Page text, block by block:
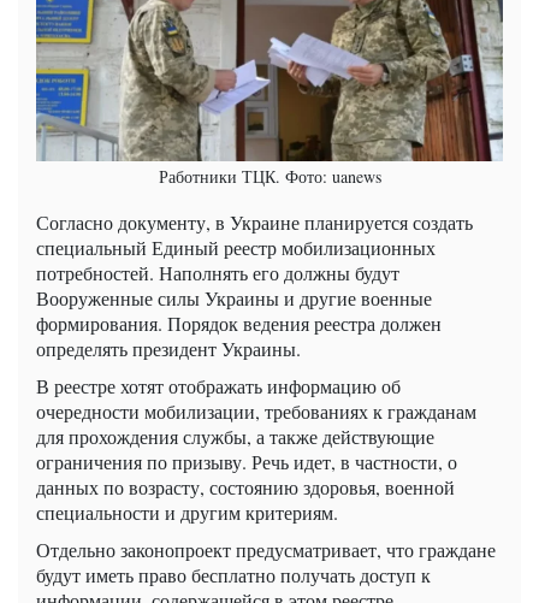
Работники ТЦК. Фото: uanews
Согласно документу, в Украине планируется создать
специальный Единый реестр мобилизационных
потребностей. Наполнять его должны будут
Вооруженные силы Украины и другие военные
формирования. Порядок ведения реестра должен
определять президент Украины.
В реестре хотят отображать информацию об
очередности мобилизации, требованиях к гражданам
для прохождения службы, а также действующие
ограничения по призыву. Речь идет, в частности, о
данных по возрасту, состоянию здоровья, военной
специальности и другим критериям.
Отдельно законопроект предусматривает, что граждане
будут иметь право бесплатно получать доступ к